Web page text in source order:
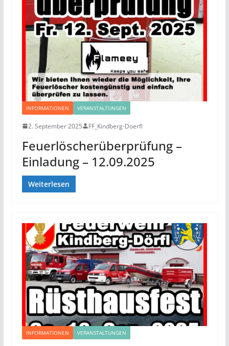
INFORMATIONEN VERANSTALTUNGEN
2. September 2025 FF_Kindberg-Doerfl
Feuerlöscherüberprüfung –
Einladung – 12.09.2025
Weiterlesen
INFORMATIONEN VERANSTALTUNGEN